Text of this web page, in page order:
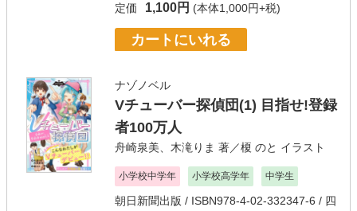
定価 1,100円 (本体1,000円+税)
カートにいれる
ナゾノベル
Vチューバー探偵団(1) 目指せ!登録
者100万人
舟崎泉美 木滝りま 著／榎 のと イラスト
小学校中学年 小学校高学年 中学生
朝日新聞出版 / ISBN978-4-02-332347-6 / 四